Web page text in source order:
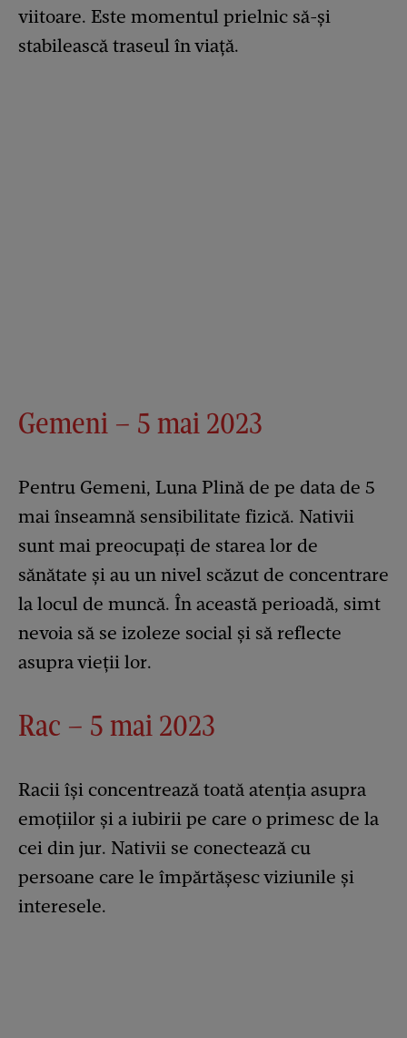
viitoare. Este momentul prielnic să-și
stabilească traseul în viață.
Gemeni – 5 mai 2023
Pentru Gemeni, Luna Plină de pe data de 5
mai înseamnă sensibilitate fizică. Nativii
sunt mai preocupați de starea lor de
sănătate și au un nivel scăzut de concentrare
la locul de muncă. În această perioadă, simt
nevoia să se izoleze social și să reflecte
asupra vieții lor.
Rac – 5 mai 2023
Racii își concentrează toată atenția asupra
emoțiilor și a iubirii pe care o primesc de la
cei din jur. Nativii se conectează cu
persoane care le împărtășesc viziunile și
interesele.